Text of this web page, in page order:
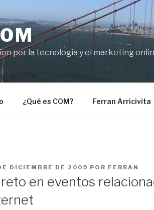
por la tecnología y el marketing
¿Qué es COM? Ferran Arricivita
DICIEMBRE DE 2009 POR FERRAN
en eventos